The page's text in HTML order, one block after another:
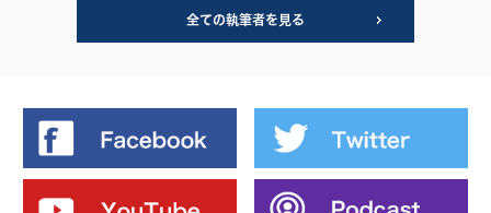
全ての執筆者を見る